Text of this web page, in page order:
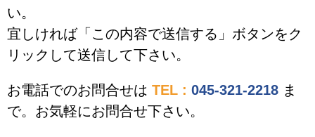
い。
宜しければ「この内容で送信する」ボタンをク
リックして送信して下さい。
お電話でのお問合せは TEL : 045-321-2218 ま
で。お気軽にお問合せ下さい。